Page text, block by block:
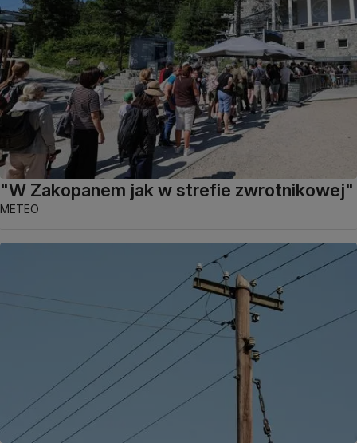
"W Zakopanem jak w strefie zwrotnikowej"
METEO